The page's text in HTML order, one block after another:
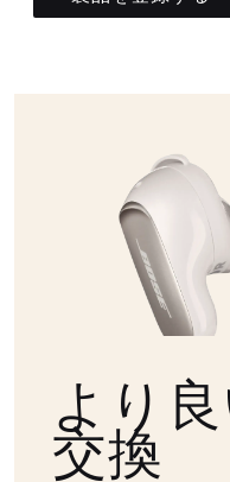
より
交換